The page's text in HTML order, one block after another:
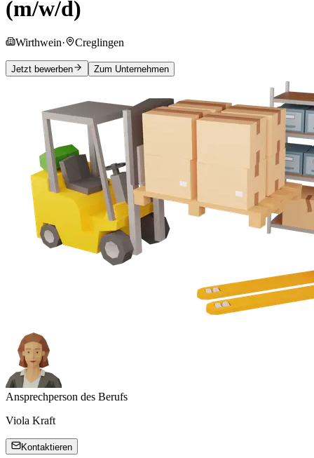
(m/w/d)
Wirthwein· Creglingen
Jetzt bewerben Zum Unternehmen
Ansprechperson des Berufs
Viola Kraft
Kontaktieren